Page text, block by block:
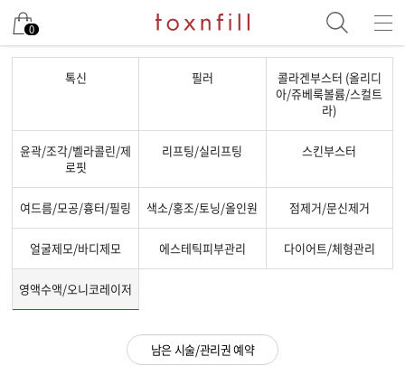
0
톡신 필러
콜라겐부스터 (올리디
아/쥬베룩볼륨/스컬트
라)
윤곽/조각/벨라콜린/제
로핏
리프팅/실리프팅 스킨부스터
여드름/모공/흉터/필링 색소/홍조/토닝/올인원 점제거/문신제거
얼굴제모/바디제모 에스테틱피부관리 다이어트/체형관리
영액수액/오니코레이저
남은 시술/관리권 예약
남은 시술/관리권 예약
남은 시술/관리권 종류 선택
색소
여드름/모공
스킨케어
제모
체형
항노화수액